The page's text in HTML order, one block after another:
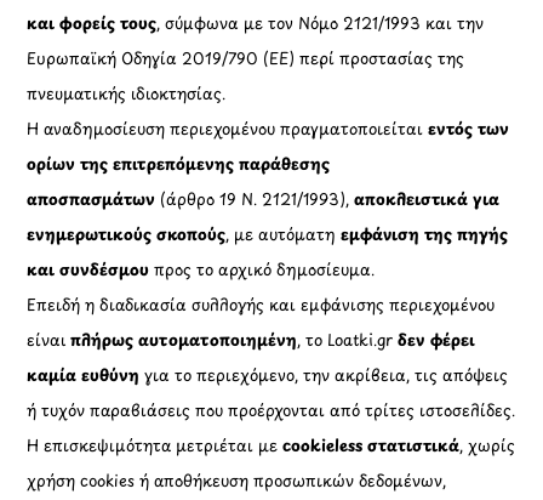
και φορείς τους, σύμφωνα με τον Νόμο 2121/1993 και την
Ευρωπαϊκή Οδηγία 2019/790 (ΕΕ) περί προστασίας της
πνευματικής ιδιοκτησίας.
Η αναδημοσίευση περιεχομένου πραγματοποιείταιεντός των
ορίων της επιτρεπόμενης παράθεσης
αποσπασμάτων (άρθρο 19 Ν. 2121/1993), αποκλειστικά για
ενημερωτικούς σκοπούς, με αυτόματηεμφάνιση της πηγής
και συνδέσμου προς το αρχικό δημοσίευμα.
Επειδή η διαδικασία συλλογής και εμφάνισης περιεχομένου
είναιπλήρως αυτοματοποιημένη, το Loatki.grδεν φέρει
καμία ευθύνη για το περιεχόμενο, την ακρίβεια, τις απόψεις
ή τυχόν παραβιάσεις που προέρχονται από τρίτες ιστοσελίδες.
Η επισκεψιμότητα μετριέται μεcookieless στατιστικά, χωρίς
χρήση cookies ή αποθήκευση προσωπικών δεδομένων,